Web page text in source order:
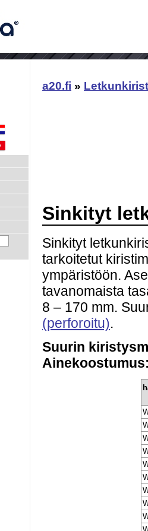
a20.fi »
Sinkityt
Sinkityt
tarkoitetut
ympäristöön.
tavanomaista
8 – 170 mm.
(perforoitu).
Suurin